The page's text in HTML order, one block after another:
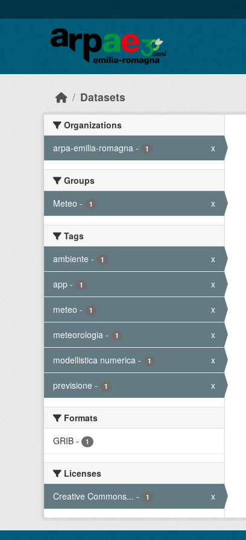
Datasets
Organizations
arpa-emilia-romagna - 1 x
Groups
Meteo - 1 x
Tags
ambiente - 1 x
app - 1 x
meteo - 1 x
meteorologia - 1 x
modellistica numerica - 1 x
previsione - 1 x
Formats
GRIB - 1
Licenses
Creative Commons... - 1 x